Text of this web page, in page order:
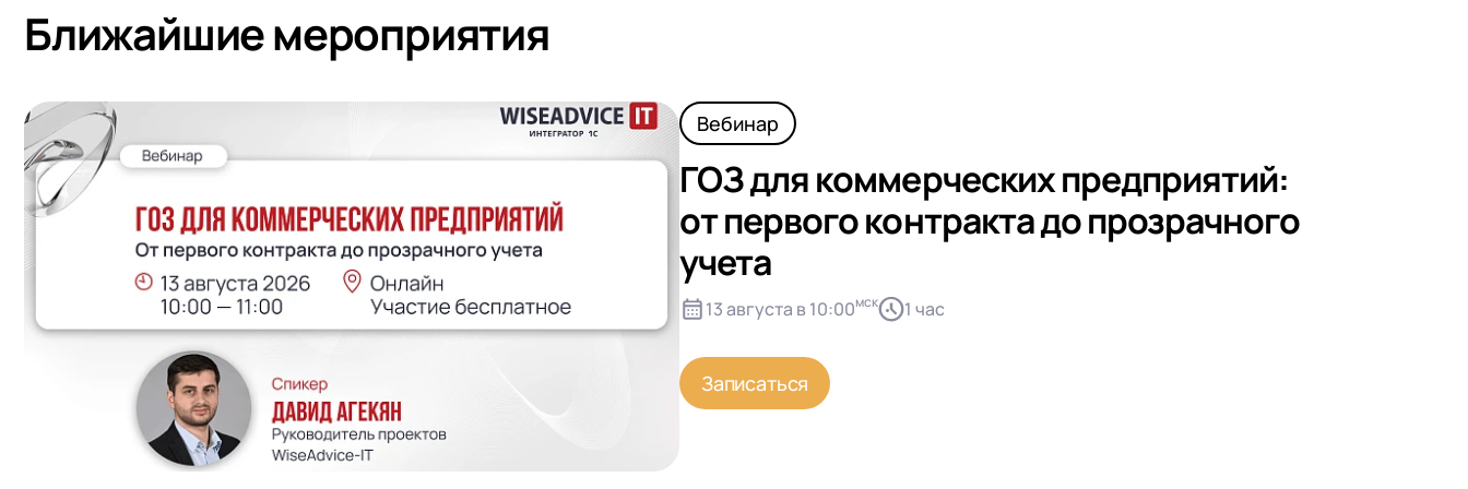
Ближайшие мероприятия
Вебинар
ГОЗ для коммерческих предприятий:
от первого контракта до прозрачного
учета
13 августа в 10:00мск 1 час
Записаться